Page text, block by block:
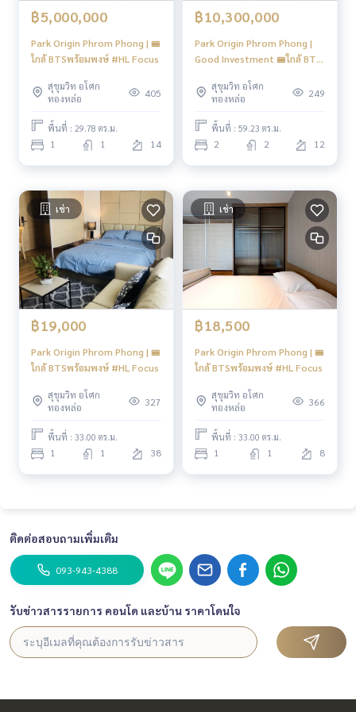
รร.สายน้ำผึ้ง : 200 ม.
รร.วัฒนาวิทยาลัย : 2.9 กม.
มหาวิทยาลัยศรีนครินทร์วิโรฒ : 2.9 กม.
ศูนย์ประชุมแห่งชาติสิริกิติ์ : 2.4 กม.
สวนเบญจสิริ : 850 ม.
สวนเบญจกิติ : 3.4 กม
🍥การเดินทาง 🍥
BTS Phromphong 800 M
----------------------------------------
You can inbox or dm to ask more information, It’s my pleas
ure to give.
Tel :093-943-4388
What App+6693-943-4388
LINE ID : @BPP2019
#condosukhumvit #sukhumvitcondo #phromphongcond
o #phromphonghouse #2bedroomsphromphong #duplex
condo #duplex #2bedroomphromphong #bigcondo #bigs
pacecondo #btsphromphong #luxurycondo #emsphere #
earbts #condo #100sqmcondo #duplex #highfloorroom
#Year
฿5,000,000
Park Origin Phrom Phong | 🚝
ใกล้ BTSพร้อมพงษ์ #HL Focus
สุขุมวิท อโศก
ทองหล่อ
405
พื้นที่ : 29.78 ตร.ม.
1 1 14
฿10,300,000
Park Origin Phrom Phong |
Good Investment 🚝ใกล้ BTS
สุขุมวิท อโศก
ทองหล่อ
249
พื้นที่ : 59.23 ตร.ม.
2 2 12
เช่า
฿19,000
Park Origin Phrom Phong | 🚝
ใกล้ BTSพร้อมพงษ์ #HL Focus
สุขุมวิท อโศก
ทองหล่อ
327
พื้นที่ : 33.00 ตร.ม.
1 1 38
เช่า
฿18,500
Park Origin Phrom Phong | 🚝
ใกล้ BTSพร้อมพงษ์ #HL Focus
สุขุมวิท อโศก
ทองหล่อ
366
พื้นที่ : 33.00 ตร.ม.
1 1 8
ติดต่อสอบถามเพิ่มเติม
093-943-4388
รับข่าวสารรายการ คอนโด และบ้าน ราคาโดนใจ